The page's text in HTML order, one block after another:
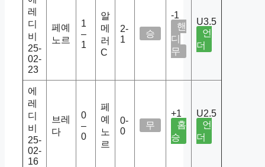
레
디
비
25-
02-
23
페예
노르
1
–
1
알
메
러
C
2-
1
승
-1
핸
디
무
U3.5
언
더
에
레
디
비
25-
02-
16
브레
다
0
–
0
페
예
노
르
0-
0
무
+1
홈
승
U2.5
언
더